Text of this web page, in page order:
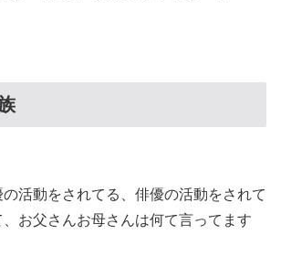
の活動をされてる、俳優の活動をされて
お父さんお母さんは何て言ってます